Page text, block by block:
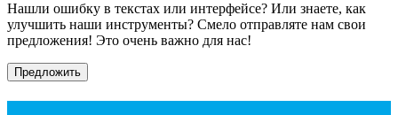
Нашли ошибку в текстах или интерфейсе? Или знаете, как
улучшить наши инструменты? Смело отправляте нам свои
предложения! Это очень важно для нас!
Предложить